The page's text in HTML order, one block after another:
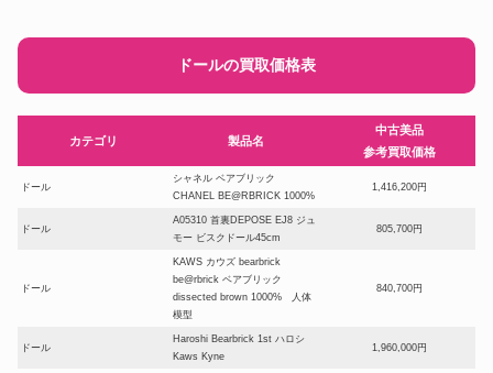
ドールの買取価格表
カテゴリ 製品名
中古美品
参考買取価格
ドール
シャネル ベアブリック
CHANEL BE@RBRICK 1000%
1,416,200円
ドール
A05310 首裏DEPOSE EJ8 ジュ
モー ビスクドール45cm
805,700円
ドール
KAWS カウズ bearbrick
be@rbrick ベアブリック
dissected brown 1000% 人体
模型
840,700円
ドール
Haroshi Bearbrick 1st ハロシ
Kaws Kyne
1,960,000円